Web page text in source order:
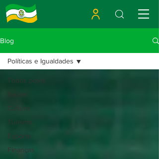
Blog
Todos posts
Saúde
Cultura
Turismo
Esporte
Finanças
Políticas e Igualdades